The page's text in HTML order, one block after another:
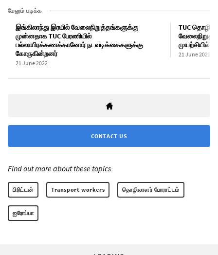
மேலும் படிக்க
இங்கிலாந்து இரயில் வேலைநிறுத்தங்களுக்கு
முன்னதாக TUC பேரணியில்
பல்லாயிரக்கணக்கானோர் நடவடிக்கைகளுக்கு
கோருகின்றனர்
21 June 2022
TUC
முயற்சியில்
21 June 2022
CONTACT US
Find out more about these topics:
பிரிட்டன் Transport workers தொழிலாளர் போராட்டம்
ஐரோப்பா